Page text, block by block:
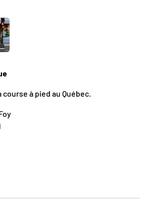
à pied au Québec.